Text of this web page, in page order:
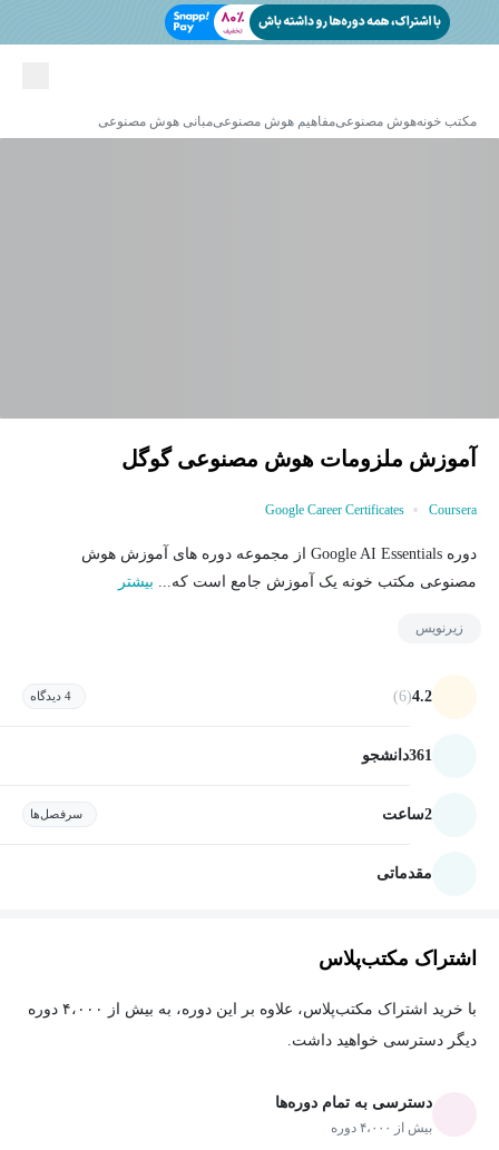
مکتب خونههوش مصنوعیمفاهیم هوش مصنوعیمبانی هوش مصنوعی
آموزش ملزومات هوش مصنوعی گوگل
Coursera
Google Career Certificates
دوره Google AI Essentials از مجموعه دوره های آموزش هوش
مصنوعی مکتب خونه یک آموزش جامع است که... بیشتر
زیرنویس
4.2
(6) 4 دیدگاه
361دانشجو
2ساعت سرفصل‌ها
مقدماتی
اشتراک مکتب‌پلاس
با خرید اشتراک مکتب‌پلاس، علاوه بر این دوره، به بیش از ۴،۰۰۰ دوره
دیگر دسترسی خواهید داشت.
دسترسی به تمام دوره‌ها
بیش از ۴،۰۰۰ دوره